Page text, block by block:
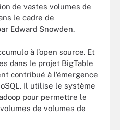
de vastes volumes de
le cadre de
Edward Snowden.
à l’open source. Et
dans le projet BigTable
contribué à l’émergence
Il utilise le système
pour permettre le
de volumes de